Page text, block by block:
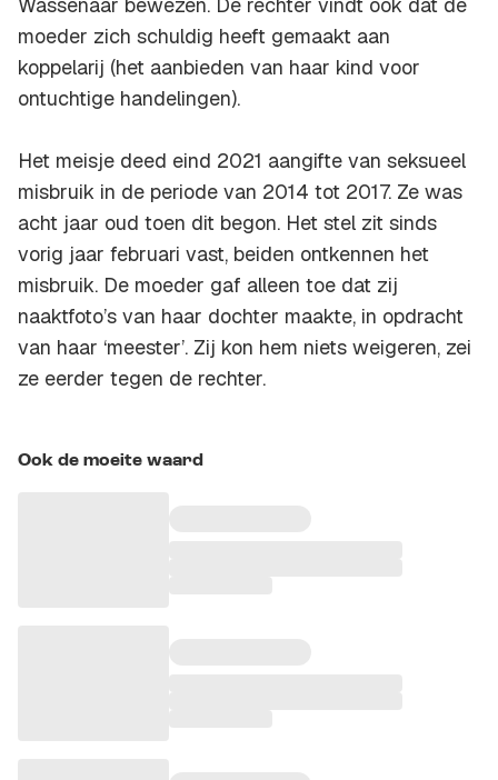
Wassenaar bewezen. De rechter vindt ook dat de
moeder zich schuldig heeft gemaakt aan
koppelarij (het aanbieden van haar kind voor
ontuchtige handelingen).
Het meisje deed eind 2021 aangifte van seksueel
misbruik in de periode van 2014 tot 2017. Ze was
acht jaar oud toen dit begon. Het stel zit sinds
vorig jaar februari vast, beiden ontkennen het
misbruik. De moeder gaf alleen toe dat zij
naaktfoto’s van haar dochter maakte, in opdracht
van haar ‘meester’. Zij kon hem niets weigeren, zei
ze eerder tegen de rechter.
Ook de moeite waard